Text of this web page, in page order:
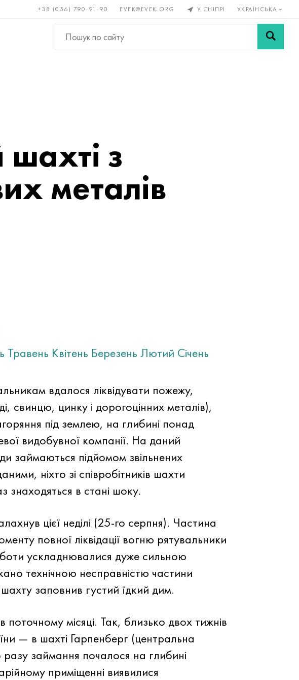
+38 (056) 790-91-90 EVEK@EVEK.ORG У ДНІПРІ УКРАЇНСЬКА
Кольорові
метали
Легована Сітки і
з
металів
Травень Квітень Березень Лютий Січень
вдалося ліквідувати пожежу,
свинцю, цинку і дорогоцінних металів),
під землею, на глибині понад
видобувної компанії. На даний
займаються підйомом звільнених
ніхто зі співробітників шахти
знаходяться в стані шоку.
цієї неділі (25-го серпня). Частина
повної ліквідації вогню рятувальники
ускладнювалися дуже сильною
технічною несправністю частини
заповнив густий їдкий дим.
місяці. Так, близько двох тижнів
— в шахті Гарпенберг (центральна
займання почалося на глибині
приміщенні виявилися